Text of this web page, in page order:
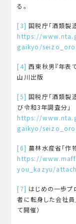
る。
[3] 国税庁「酒類製
https://
gaikyo/
[4] 西東秋男『年
山川出版
[5] 国税庁「酒類製
び令和3年調査分」
https://
gaikyo/
[6] 農林水産省「作
https://
you_kazyu/
[7] はじめの一歩プ
者に転身した会社
て開催）